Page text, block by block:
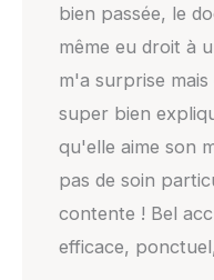
bien passée, le
même eu droit à
m'a surprise
super bien
qu'elle aime son
pas de soin
contente ! Bel
efficace,